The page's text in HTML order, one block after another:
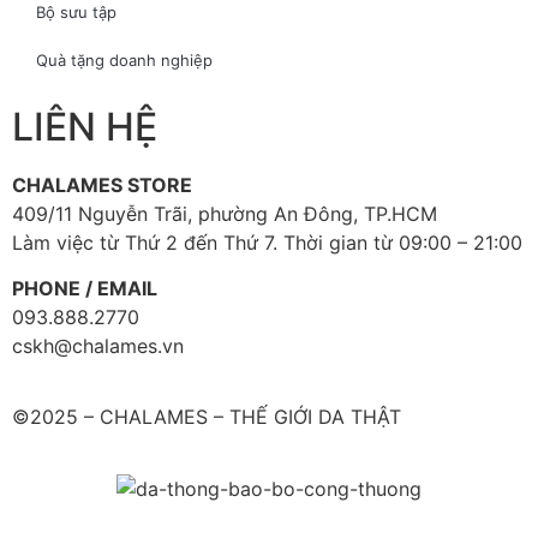
Bộ sưu tập
Quà tặng doanh nghiệp
LIÊN HỆ
CHALAMES STORE
409/11 Nguyễn Trãi, phường An Đông, TP.HCM
Làm việc từ Thứ 2 đến Thứ 7. Thời gian từ 09:00 – 21:00
PHONE / EMAIL
093.888.2770
cskh@chalames.vn
©2025 – CHALAMES – THẾ GIỚI DA THẬT